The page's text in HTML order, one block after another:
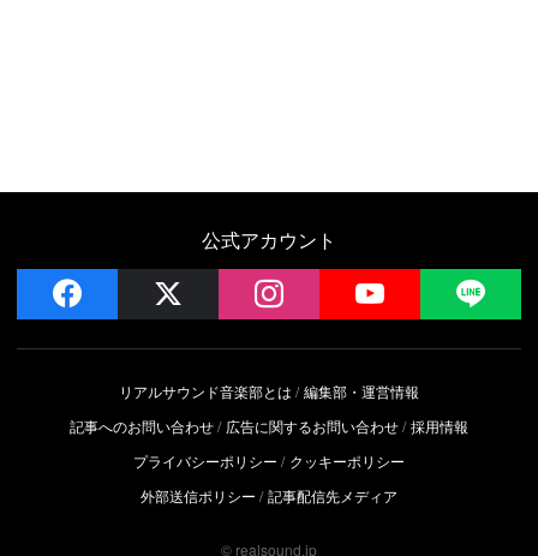
公式アカウント
facebook instagram YouTube
リアルサウンド音楽部とは
編集部・運営情報
記事へのお問い合わせ
広告に関するお問い合わせ 採用情報
プライバシーポリシー
クッキーポリシー
外部送信ポリシー
記事配信先メディア
© realsound.jp